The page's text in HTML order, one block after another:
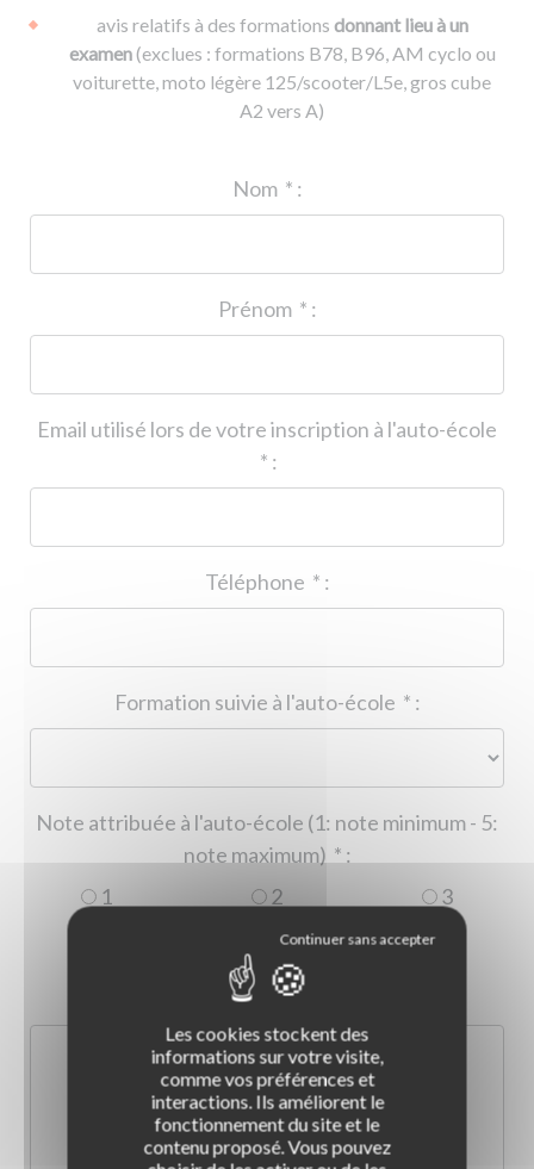
avis relatifs à des formations donnant lieu à un
examen(exclues : formations B78, B96, AM cyclo ou
voiturette, moto légère 125/scooter/L5e, gros cube
A2 vers A)
* :
* :
Email utilisé lors de votre inscription à l'auto-école
* :
* :
* :
Note attribuée à l'auto-école (1: note minimum - 5:
* :
1
2
3
5
Les cookies stockent des
informations sur votre visite,
comme vos préférences et
interactions. Ils améliorent le
fonctionnement du site et le
contenu proposé. Vous pouvez